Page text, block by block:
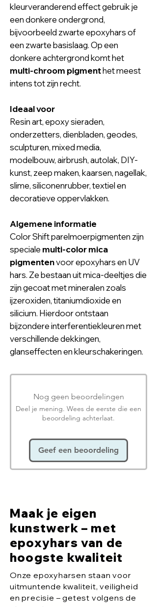
kleurveranderend effect gebruik je
een donkere ondergrond,
bijvoorbeeld zwarte epoxyhars of
een zwarte basislaag. Op een
donkere achtergrond komt het
multi-chroom pigmenthet meest
intens tot zijn recht.
Ideaal voor
Resin art, epoxy sieraden,
onderzetters, dienbladen, geodes,
sculpturen, mixed media,
modelbouw, airbrush, autolak, DIY-
kunst, zeep maken, kaarsen, nagellak,
slime, siliconenrubber, textiel en
decoratieve oppervlakken.
Algemene informatie
Color Shift parelmoerpigmenten zijn
speciale multi-color mica
pigmentenvoor epoxyhars en UV
hars. Ze bestaan uit mica-deeltjes die
zijn gecoat met mineralen zoals
ijzeroxiden, titaniumdioxide en
silicium. Hierdoor ontstaan
bijzondere interferentiekleuren met
verschillende dekkingen,
glanseffecten en kleurschakeringen.
Nog geen beoordelingen
Deel je mening. Wees de eerste die een
beoordeling achterlaat.
Geef een beoordeling
Maak je eigen
kunstwerk – met
epoxyhars van de
hoogste kwaliteit
Onze epoxyharsen staan voor
uitmuntende kwaliteit, veiligheid
en precisie – getest volgens de